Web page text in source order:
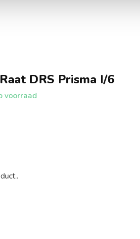
DRS Prisma I/6
voorraad